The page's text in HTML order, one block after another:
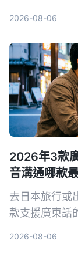
2026-08-06
2026年3款
音溝通哪款
去日本旅行或
款支援廣東話
2026-08-06